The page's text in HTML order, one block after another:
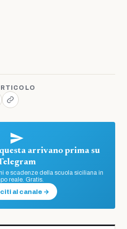
arrivano prima su
e scadenze della scuola siciliana in
reale. Gratis.
al canale →